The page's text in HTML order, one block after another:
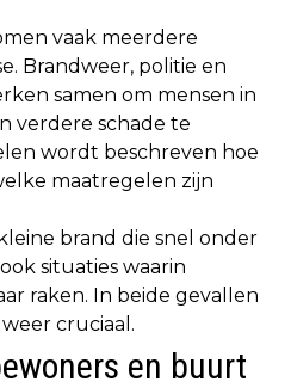
vaak meerdere
Brandweer, politie en
samen om mensen in
verdere schade te
wordt beschreven hoe
maatregelen zijn
brand die snel onder
situaties waarin
raken. In beide gevallen
cruciaal.
en buurt